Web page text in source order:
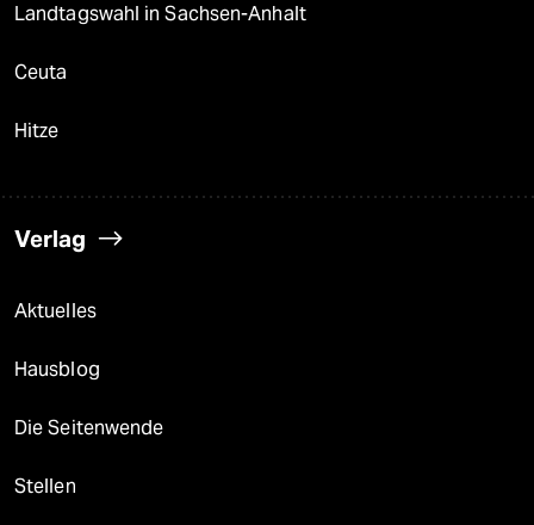
Landtagswahl in Sachsen-Anhalt
Ceuta
Hitze
Verlag
Aktuelles
Hausblog
Die Seitenwende
Stellen